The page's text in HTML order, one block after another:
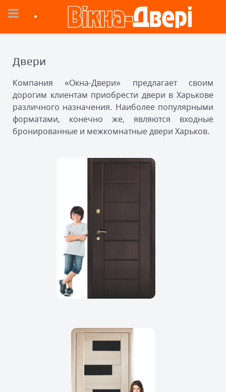
Двери
Компания «Окна-Двери» предлагает своим
дорогим клиентам приобрести двери в Харькове
различного назначения. Наиболее популярными
форматами, конечно же, являются входные
бронированные и межкомнатные двери Харьков.